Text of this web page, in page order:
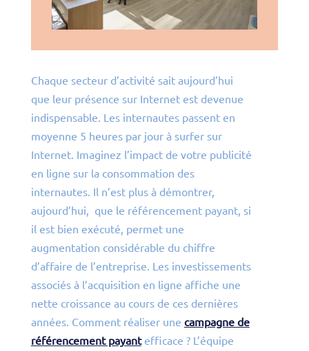
Chaque secteur d’activité sait aujourd’hui
que leur présence sur Internet est devenue
indispensable. Les internautes passent en
moyenne 5 heures par jour à surfer sur
Internet. Imaginez l’impact de votre publicité
en ligne sur la consommation des
internautes. Il n’est plus à démontrer,
aujourd’hui, que le référencement payant, si
il est bien exécuté, permet une
augmentation considérable du chiffre
d’affaire de l’entreprise. Les investissements
associés à l’acquisition en ligne affiche une
nette croissance au cours de ces dernières
années. Comment réaliser une campagne de
référencement payantefficace ? L’équipe